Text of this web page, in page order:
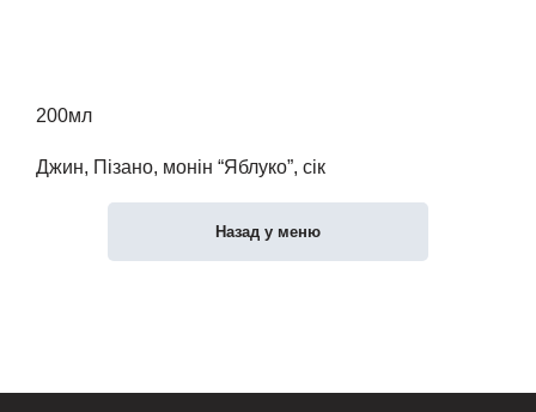
200мл
Джин, Пізано, монін “Яблуко”, сік
Назад у меню